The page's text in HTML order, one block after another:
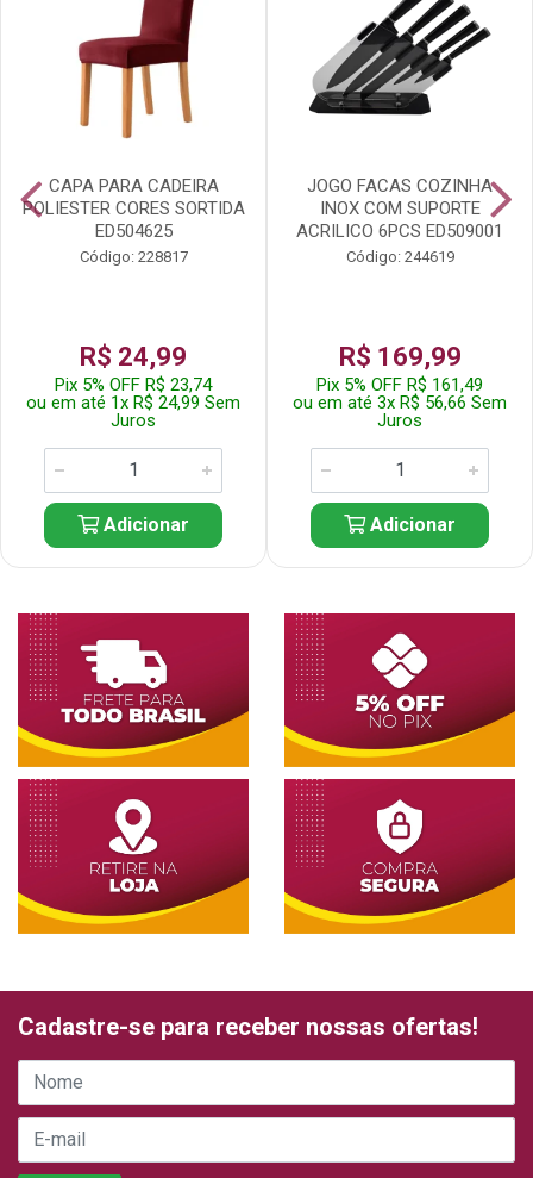
CAPA PARA CADEIRA
POLIESTER CORES SORTIDA
ED504625
Código: 228817
R$ 24,99
Pix 5% OFF R$ 23,74
ou em até 1x R$ 24,99 Sem
Juros
Adicionar
JOGO FACAS COZINHA
INOX COM SUPORTE
ACRILICO 6PCS ED509001
Código: 244619
R$ 169,99
Pix 5% OFF R$ 161,49
ou em até 3x R$ 56,66 Sem
Juros
Adicionar
Cadastre-se para receber nossas ofertas!